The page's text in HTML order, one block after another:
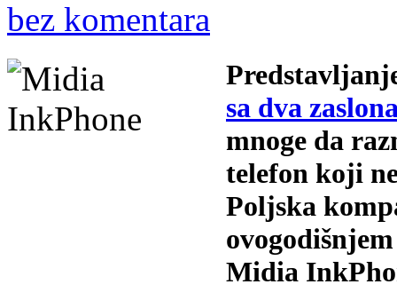
bez komentara
sa dva
mnoge da
telefon koji
Poljska
Midia